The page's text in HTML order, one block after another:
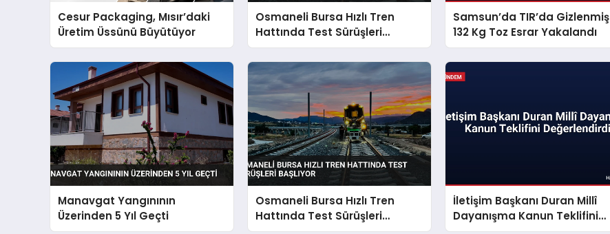
Cesur Packaging, Mısır’daki
Üretim Üssünü Büyütüyor
Osmaneli Bursa Hızlı Tren
Hattında Test Sürüşleri
Başlıyor
Samsun’da TIR’da Gizlenmiş
132 Kg Toz Esrar Yakalandı
Manavgat Yangınının
Üzerinden 5 Yıl Geçti
Osmaneli Bursa Hızlı Tren
Hattında Test Sürüşleri
Başlıyor
İletişim Başkanı Duran Millî
Dayanışma Kanun Teklifini
Değerlendirdi